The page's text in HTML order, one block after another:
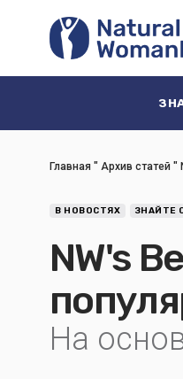
Главная " Архив статей "
В НОВОСТЯХ ЗНАЙТЕ
NW's
На